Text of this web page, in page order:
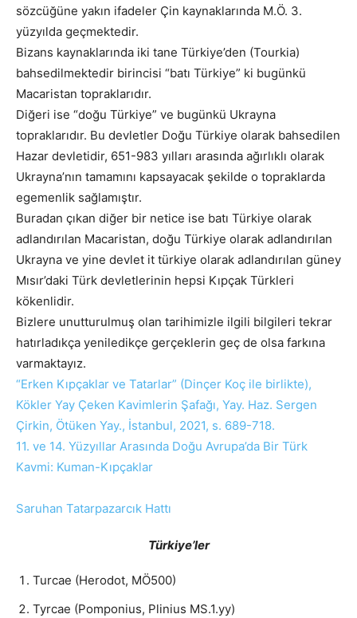
sözcüğüne yakın ifadeler Çin kaynaklarında M.Ö. 3.
yüzyılda geçmektedir.
Bizans kaynaklarında iki tane Türkiye’den (Tourkia)
bahsedilmektedir birincisi “batı Türkiye” ki bugünkü
Macaristan topraklarıdır.
Diğeri ise “doğu Türkiye” ve bugünkü Ukrayna
topraklarıdır. Bu devletler Doğu Türkiye olarak bahsedilen
Hazar devletidir, 651-983 yılları arasında ağırlıklı olarak
Ukrayna’nın tamamını kapsayacak şekilde o topraklarda
egemenlik sağlamıştır.
Buradan çıkan diğer bir netice ise batı Türkiye olarak
adlandırılan Macaristan, doğu Türkiye olarak adlandırılan
Ukrayna ve yine devlet it türkiye olarak adlandırılan güney
Mısır’daki Türk devletlerinin hepsi Kıpçak Türkleri
kökenlidir.
Bizlere unutturulmuş olan tarihimizle ilgili bilgileri tekrar
hatırladıkça yeniledikçe gerçeklerin geç de olsa farkına
varmaktayız.
“Erken Kıpçaklar ve Tatarlar” (Dinçer Koç ile birlikte),
Kökler Yay Çeken Kavimlerin Şafağı, Yay. Haz. Sergen
Çirkin, Ötüken Yay., İstanbul, 2021, s. 689-718.
11. ve 14. Yüzyıllar Arasında Doğu Avrupa’da Bir Türk
Kavmi: Kuman-Kıpçaklar
Saruhan Tatarpazarcık Hattı
Türkiye’ler
Turcae (Herodot, MÖ500)
Tyrcae (Pomponius, Plinius MS.1.yy)